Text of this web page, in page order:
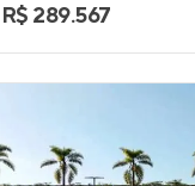
R$ 289.567